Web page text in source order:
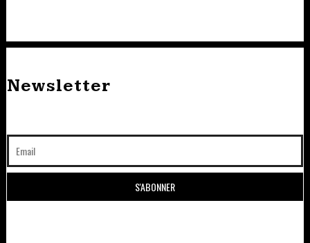
Newsletter